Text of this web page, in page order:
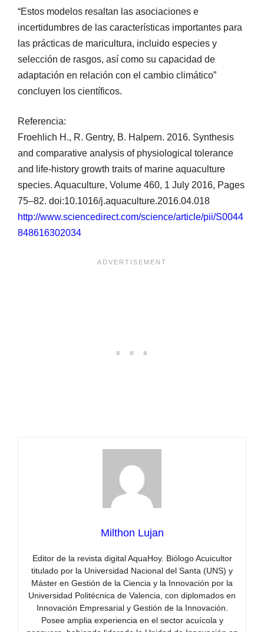
“Estos modelos resaltan las asociaciones e
incertidumbres de las características importantes para
las prácticas de maricultura, incluido especies y
selección de rasgos, así como su capacidad de
adaptación en relación con el cambio climático”
concluyen los científicos.
Referencia:
Froehlich H., R. Gentry, B. Halpern. 2016. Synthesis
and comparative analysis of physiological tolerance
and life-history growth traits of marine aquaculture
species. Aquaculture, Volume 460, 1 July 2016, Pages
75–82. doi:10.1016/j.aquaculture.2016.04.018
http://www.sciencedirect.com/science/article/pii/S0044
848616302034
Milthon Lujan
Editor de la revista digital AquaHoy. Biólogo Acuicultor
titulado por la Universidad Nacional del Santa (UNS) y
Máster en Gestión de la Ciencia y la Innovación por la
Universidad Politécnica de Valencia, con diplomados en
Innovación Empresarial y Gestión de la Innovación.
Posee amplia experiencia en el sector acuícola y